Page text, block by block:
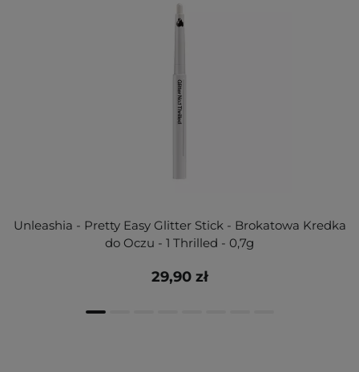
Unleashia - Pretty Easy Glitter Stick - Brokatowa Kredka
do Oczu - 1 Thrilled - 0,7g
29,90 zł